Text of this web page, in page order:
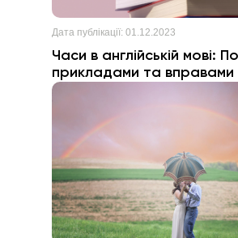
Дата публікації: 01.12.2023
Часи в англійській мові:
прикладами та вправами